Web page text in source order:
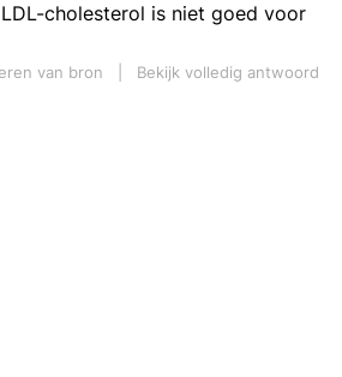
cholesterol is niet goed voor
van bron
Bekijk volledig antwoord